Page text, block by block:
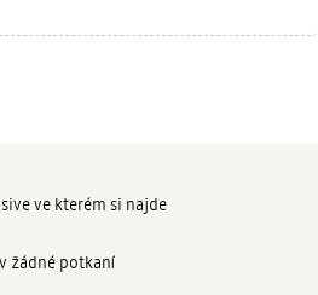
ve kterém si najde
žádné potkaní